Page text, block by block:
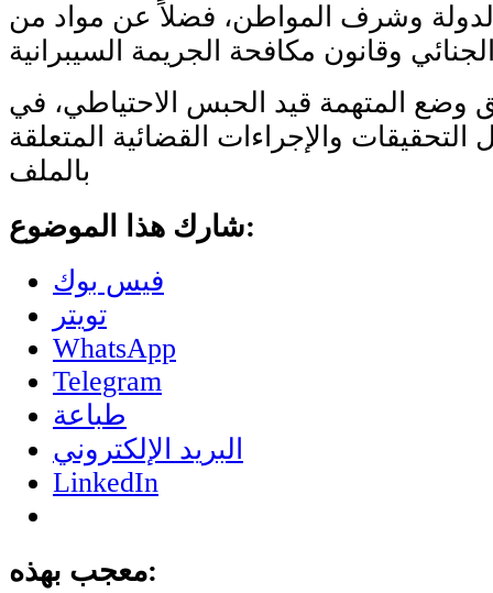
وشرف المواطن، فضلاً عن مواد من
وضع المتهمة قيد الحبس الاحتياطي، في
التحقيقات والإجراءات القضائية المتعلقة
بالملف
شارك هذا الموضوع:
فيس بوك
تويتر
WhatsApp
Telegram
طباعة
البريد الإلكتروني
LinkedIn
معجب بهذه: